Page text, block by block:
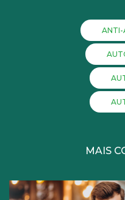
ANTI-
MAIS